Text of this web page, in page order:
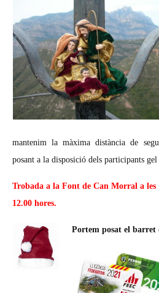
mantenim la màxima distància de
posant a la disposició dels participants
Trobada a la Font de Can Morral a les
12.00 hores.
Portem posat el barret